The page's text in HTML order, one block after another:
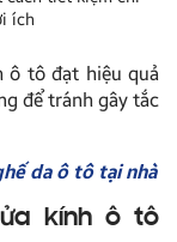
ích
ô tô đạt hiệu quả
để tránh gây tắc
da ô tô tại nhà
kính ô tô